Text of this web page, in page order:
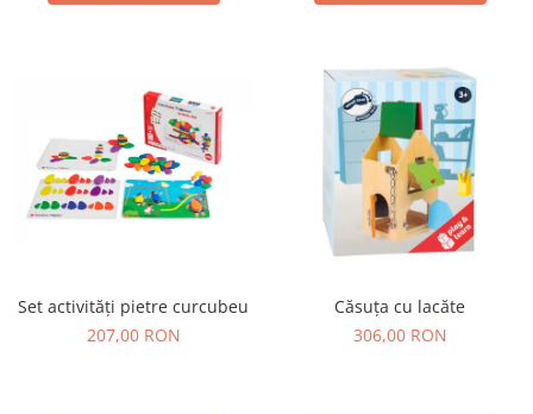
Dezvoltare cognitiva
Dezvoltare psihomotrica
Dezvoltare proprioceptiva
Dezvoltare vestibulara
Echilibru
Module din burete
Motricitate fina
Set activități pietre curcubeu
207,00 RON
Căsuța cu lacăte
306,00 RON